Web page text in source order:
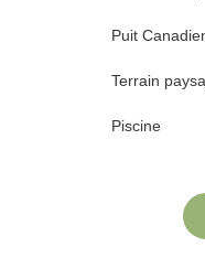
Puit
Terrain
Piscine